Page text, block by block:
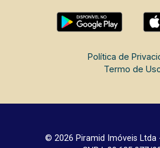
Política de
Termo de
© 2026 Piramid Imóveis Ltda